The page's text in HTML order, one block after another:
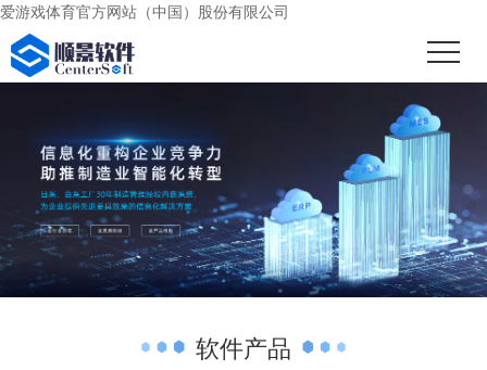
爱游戏体育官方网站（中国）股份有限公司
软件产品